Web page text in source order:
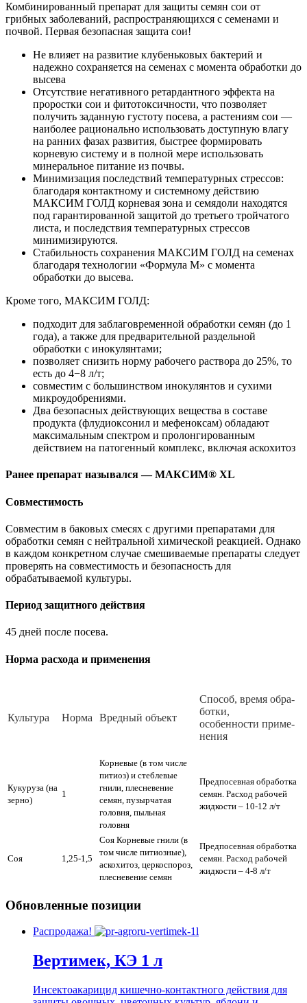
Комбинированный препарат для защиты семян сои от
грибных заболеваний, распространяющихся с семенами и
почвой. Первая безопасная защита сои!​
Не влияет на развитие клубеньковых бактерий и
надежно сохраняется на семенах с момента обработки до
высева
Отсутствие негативного ретардантного эффекта на
проростки сои и фитотоксичности, что позволяет
получить заданную густоту посева, а растениям сои —
наиболее рационально использовать доступную влагу
на ранних фазах развития, быстрее формировать
корневую систему и в полной мере использовать
минеральное питание из почвы.
Минимизация последствий температурных стрессов:
благодаря контактному и системному действию
МАКСИМ ГОЛД корневая зона и семядоли находятся
под гарантированной защитой до третьего тройчатого
листа, и последствия температурных стрессов
минимизируются.
Стабильность сохранения МАКСИМ ГОЛД на семенах
благодаря технологии «Формула М» с момента
обработки до высева.
Кроме того, МАКСИМ ГОЛД:
подходит для заблаговременной обработки семян (до 1
года), а также для предварительной раздельной
обработки с инокулянтами;
позволяет снизить норму рабочего раствора до 25%, то
есть до 4−8 л/т;
совместим с большинством инокулянтов и сухими
микроудобрениями.
Два безопасных действующих вещества в составе
продукта (флудиоксонил и мефеноксам) обладают
максимальным спектром и пролонгированным
действием на патогенный комплекс, включая аскохитоз
Ранее препарат назывался — МАКСИМ® XL
Совместимость
Совместим в баковых смесях с другими препаратами для
обработки семян с нейтральной химической реакцией. Однако
в каждом конкретном случае смешиваемые препараты следует
проверять на совместимость и безопасность для
обрабатываемой культуры.
Период защитного действия
45 дней после посева.
Норма расхода и применения
Куль­ту­ра Норма Вред­ный объ­ект
Спо­соб, вре­мя об­ра­
бот­ки,
осо­бен­нос­ти при­ме­
не­ния
Кукуруза (на
зерно)
1
Корневые (в том числе
питиоз) и стеблевые
гнили, плесневение
семян, пузырчатая
головня, пыльная
головня
Предпосевная обработка
семян. Расход рабочей
жидкости – 10-12 л/т
Соя 1,25-1,5
Соя Корневые гнили (в
том числе питиозные),
аскохитоз, церкоспороз,
плесневение семян
Предпосевная обработка
семян. Расход рабочей
жидкости – 4-8 л/т
Обновленные позиции
Распродажа!
Вертимек, КЭ 1 л
Инсектоакарицид кишечно-контактного действия для